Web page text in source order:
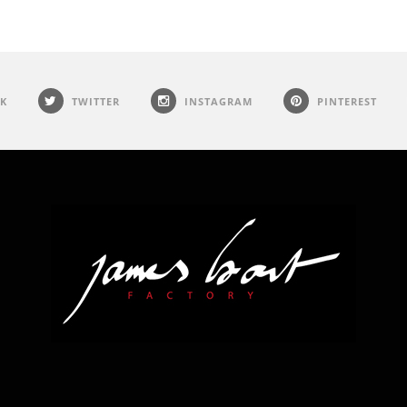
TWITTER INSTAGRAM PINTEREST